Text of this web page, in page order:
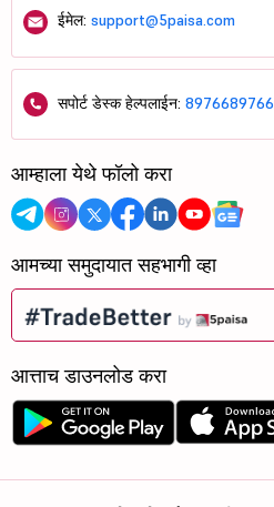
ईमेल: support@5paisa.com
सपोर्ट डेस्क हेल्पलाईन: 8976689766
आम्हाला येथे फॉलो करा
आमच्या समुदायात सहभागी व्हा
आत्ताच डाउनलोड करा